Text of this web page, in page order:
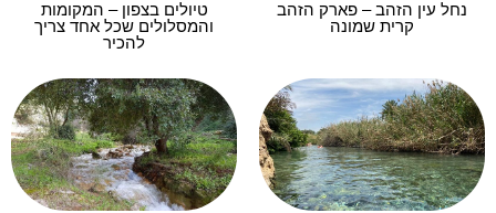
נחל עין הזהב – פארק הזהב
קרית שמונה
טיולים בצפון – המקומות
והמסלולים שכל אחד צריך
להכיר